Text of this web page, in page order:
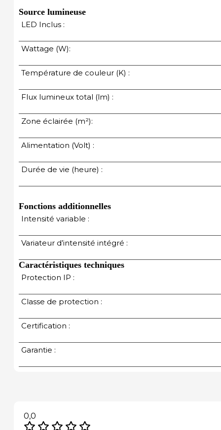
Source lumineuse
LED Inclus :
Wattage (W):
Température de couleur (K) :
Flux lumineux total (lm) :
Zone éclairée (m²):
Alimentation (Volt) :
Durée de vie (heure) :
Fonctions additionnelles
Intensité variable :
Variateur d’intensité intégré :
Caractéristiques techniques
Protection IP :
Classe de protection :
Certification :
Garantie :
0,0